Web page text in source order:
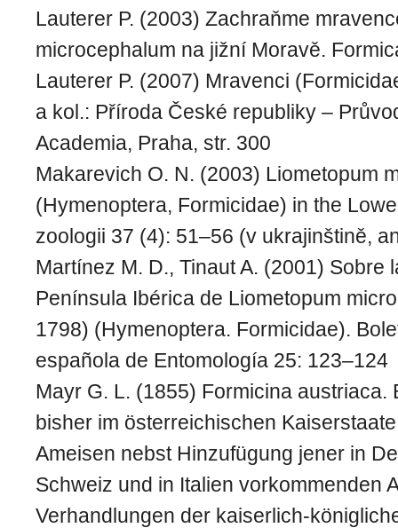
Lauterer P. (2003) Zachraňme
microcephalum na jižní Moravě.
Lauterer P. (2007) Mravenci
a kol.: Příroda České republiky –
Academia, Praha, str. 300
Makarevich O. N. (2003) Liometopum
(Hymenoptera, Formicidae) in the
zoologii 37 (4): 51–56 (v ukrajinštině,
Martínez M. D., Tinaut A. (2001) Sobre
Península Ibérica de Liometopum
1798) (Hymenoptera. Formicidae).
española de Entomología 25: 123–124
Mayr G. L. (1855) Formicina austriaca.
bisher im österreichischen
Ameisen nebst Hinzufügung jener in
Schweiz und in Italien vorkommenden
Verhandlungen der kaiserlich-